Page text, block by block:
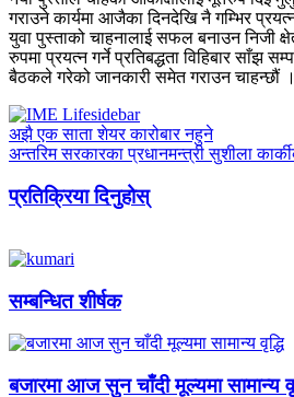
गराउने कार्यमा आजैका दिनदेखि नै गम्भिर
युवा पुस्ताको चाहनालाई सफल बनाउन निजी
रुपमा प्रयत्न गर्ने प्रतिबद्धता विहिबार साँझ
बैठकले गरेको जानकारी समेत गराउन चाहन्छौं
अझै एक साता शेयर कारोबार नहुने
अन्तरिम सरकारका प्रधानमन्त्री सुशीला
प्रतिक्रिया दिनुहोस्
सम्बन्धित शीर्षक
बजारमा आज सुन चाँदी मूल्यमा सामान्य